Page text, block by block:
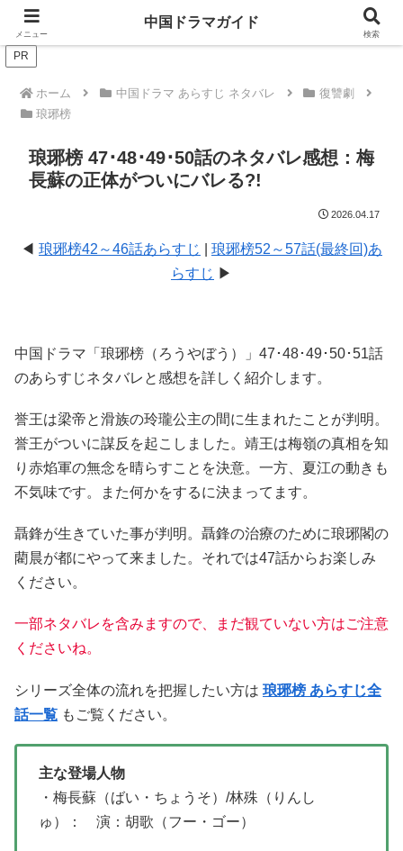
ドラマは歴史を知るともっと面白い！
PR
ホーム 中国ドラマ あらすじ ネタバレ
復讐劇
琅琊榜
琅琊榜 47･48･49･50話のネタバレ感想：梅
長蘇の正体がついにバレる?!
2026.04.17
◀ 琅琊榜42～46話あらすじ
琅琊榜52～57話(最終回)あ
らすじ ▶
中国ドラマ「琅琊榜（ろうやぼう）」47･48･49･50･51話
のあらすじネタバレと感想を詳しく紹介します。
誉王は梁帝と滑族の玲瓏公主の間に生まれたことが判明。
誉王がついに謀反を起こしました。靖王は梅嶺の真相を知
り赤焰軍の無念を晴らすことを決意。一方、夏江の動きも
不気味です。また何かをするに決まってます。
聶鋒が生きていた事が判明。聶鋒の治療のために琅琊閣の
藺晨が都にやって来ました。それでは47話からお楽しみ
ください。
一部ネタバレを含みますので、まだ観ていない方はご注意
くださいね。
シリーズ全体の流れを把握したい方は 琅琊榜 あらすじ全
話一覧 もご覧ください。
主な登場人物
・梅長蘇（ばい・ちょうそ）/林殊（りんし
ゅ）： 演：胡歌（フー・ゴー）
メニュー
中国ドラマガイド
検索